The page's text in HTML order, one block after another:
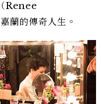
Renee
蘭的傳奇人生。